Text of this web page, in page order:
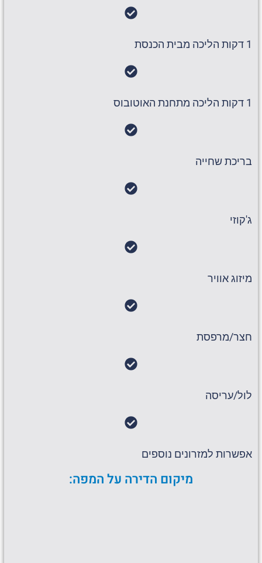
1 דקות הליכה מבית הכנסת
1 דקות הליכה מתחנת האוטובוס
בריכת שחייה
ג'קוזי
מיזוג אוויר
חצר/מרפסת
לול/עריסה
אפשרות למזרונים נוספים
מיקום הדירה על המפה: